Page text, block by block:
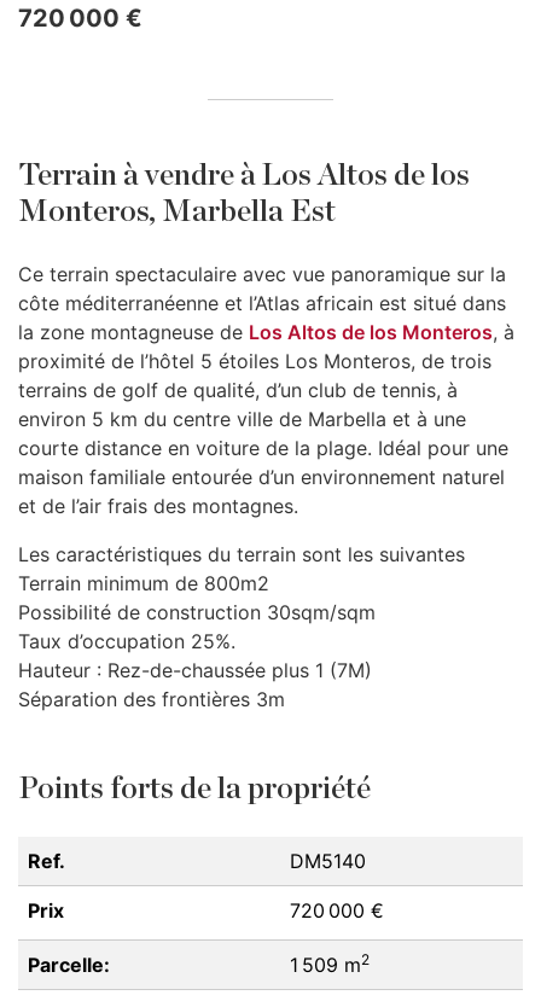
720 000 €
Terrain à vendre à Los Altos de los
Monteros, Marbella Est
Ce terrain spectaculaire avec vue panoramique sur la
côte méditerranéenne et l’Atlas africain est situé dans
la zone montagneuse de Los Altos de los Monteros, à
proximité de l’hôtel 5 étoiles Los Monteros, de trois
terrains de golf de qualité, d’un club de tennis, à
environ 5 km du centre ville de Marbella et à une
courte distance en voiture de la plage. Idéal pour une
maison familiale entourée d’un environnement naturel
et de l’air frais des montagnes.
Les caractéristiques du terrain sont les suivantes
Terrain minimum de 800m2
Possibilité de construction 30sqm/sqm
Taux d’occupation 25%.
Hauteur : Rez-de-chaussée plus 1 (7M)
Séparation des frontières 3m
Points forts de la propriété
Ref. DM5140
Prix 720 000 €
Parcelle: 1 509 m2